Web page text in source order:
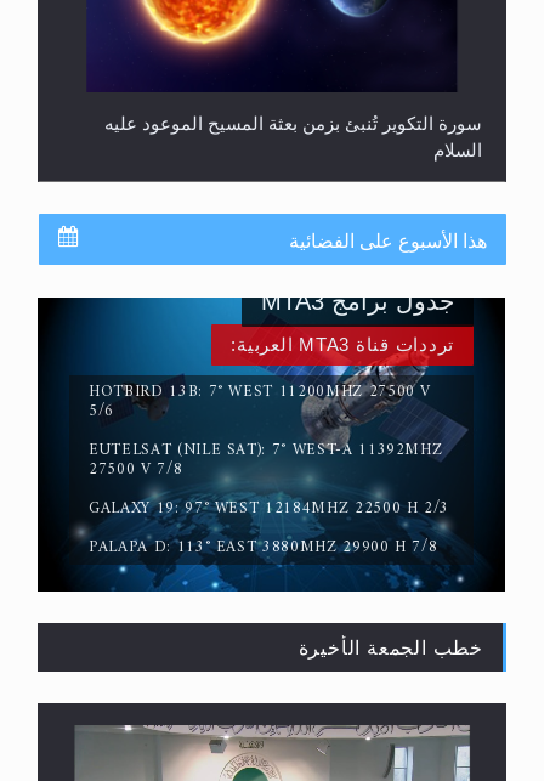
سورة التكوير تُنبئ بزمن بعثة المسيح الموعود عليه
السلام
حقيقة المسيح الدجال
القرآن قاضٍ وحكمٌ على السنة ومهيمنٌ عليها.. ليس
هذا الأسبوع على الفضائية
ترددات قناة MTA3 العربية:
HOTBIRD 13B: 7° WEST 11200MHZ 27500 V
5/6
EUTELSAT (NILE SAT): 7° WEST-A 11392MHZ
27500 V 7/8
GALAXY 19: 97° WEST 12184MHZ 22500 H 2/3
PALAPA D: 113° EAST 3880MHZ 29900 H 7/8
جدول برامج MTA3
خطب الجمعة الأخيرة